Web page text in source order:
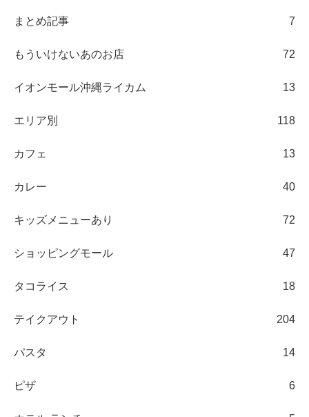
まとめ記事 7
もういけないあのお店 72
イオンモール沖縄ライカム 13
エリア別 118
カフェ 13
カレー 40
キッズメニューあり 72
ショッピングモール 47
タコライス 18
テイクアウト 204
パスタ 14
ピザ 6